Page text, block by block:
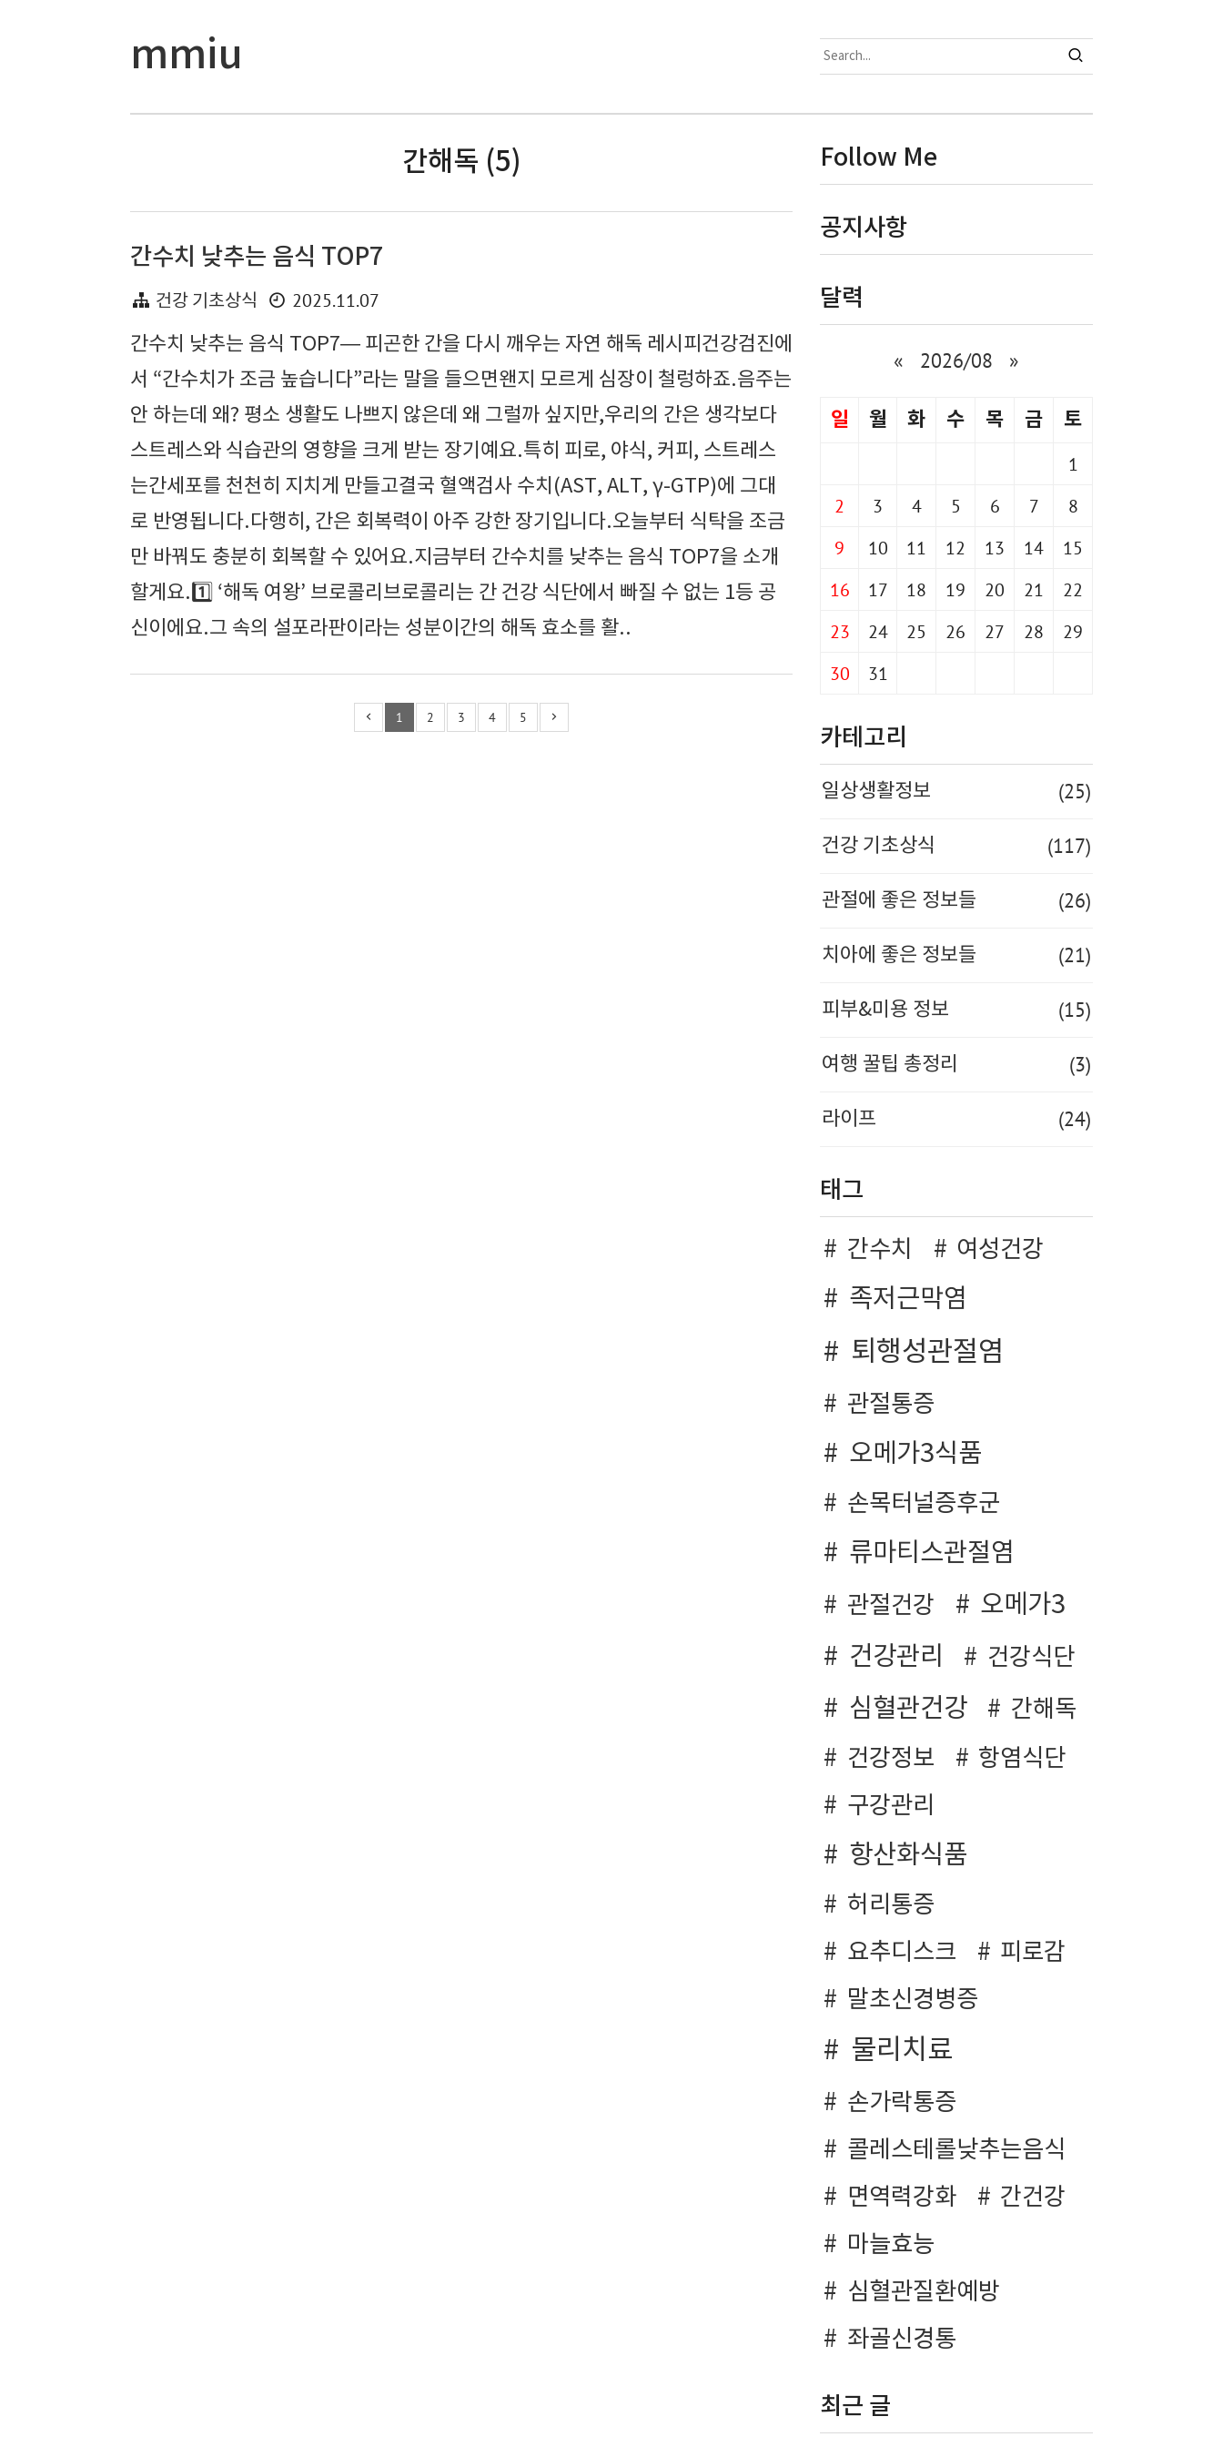
mmiu
간해독 (5)
간수치 낮추는 음식 TOP7
건강 기초상식
2025.11.07
간수치 낮추는 음식 TOP7— 피곤한 간을 다시 깨우는 자연 해독 레시피건강검진에
서 “간수치가 조금 높습니다”라는 말을 들으면왠지 모르게 심장이 철렁하죠.음주는
안 하는데 왜? 평소 생활도 나쁘지 않은데 왜 그럴까 싶지만,우리의 간은 생각보다
스트레스와 식습관의 영향을 크게 받는 장기예요.특히 피로, 야식, 커피, 스트레스
는간세포를 천천히 지치게 만들고결국 혈액검사 수치(AST, ALT, γ-GTP)에 그대
로 반영됩니다.다행히, 간은 회복력이 아주 강한 장기입니다.오늘부터 식탁을 조금
만 바꿔도 충분히 회복할 수 있어요.지금부터 간수치를 낮추는 음식 TOP7을 소개
할게요.1️⃣ ‘해독 여왕’ 브로콜리브로콜리는 간 건강 식단에서 빠질 수 없는 1등 공
신이에요.그 속의 설포라판이라는 성분이간의 해독 효소를 활..
1 2 3 4 5
Follow Me
공지사항
달력
« 2026/08 »
일 월 화 수 목 금 토
1
2
3 4 5 6 7
8
9
10 11 12 13 14
15
16
17 18 19 20 21
22
23
24 25 26 27 28
29
30
31
카테고리
일상생활정보 (25)
건강 기초상식 (117)
관절에 좋은 정보들 (26)
치아에 좋은 정보들 (21)
피부&미용 정보 (15)
여행 꿀팁 총정리 (3)
라이프 (24)
태그
간수치 여성건강
족저근막염
퇴행성관절염
관절통증
오메가3식품
손목터널증후군
류마티스관절염
관절건강
오메가3
건강관리
건강식단
심혈관건강
간해독
건강정보
항염식단
구강관리
항산화식품
허리통증
요추디스크
피로감
말초신경병증
물리치료
손가락통증
콜레스테롤낮추는음식
면역력강화
간건강
마늘효능
심혈관질환예방
좌골신경통
최근 글